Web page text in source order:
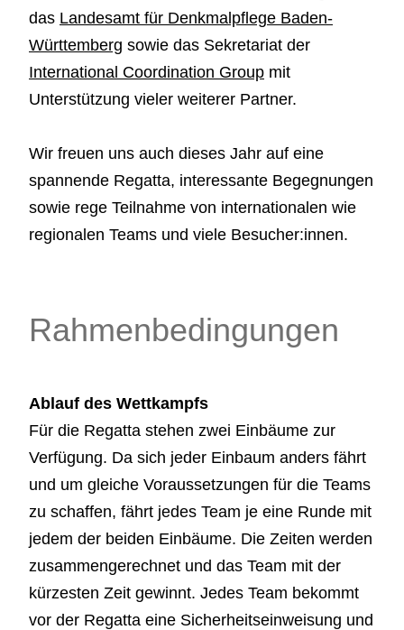
das Landesamt für Denkmalpflege Baden-
Württemberg sowie das Sekretariat der
International Coordination Group mit
Unterstützung vieler weiterer Partner.
Wir freuen uns auch dieses Jahr auf eine
spannende Regatta, interessante Begegnungen
sowie rege Teilnahme von internationalen wie
regionalen Teams und viele Besucher:innen.
Rahmenbedingungen
Ablauf des Wettkampfs
Für die Regatta stehen zwei Einbäume zur
Verfügung. Da sich jeder Einbaum anders fährt
und um gleiche Voraussetzungen für die Teams
zu schaffen, fährt jedes Team je eine Runde mit
jedem der beiden Einbäume. Die Zeiten werden
zusammengerechnet und das Team mit der
kürzesten Zeit gewinnt. Jedes Team bekommt
vor der Regatta eine Sicherheitseinweisung und